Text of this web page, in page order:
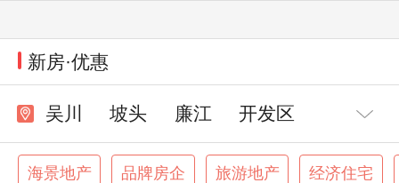
新房·优惠
吴川 坡头 廉江 开发区
徐闻
海景地产 品牌房企 旅游地产 经济住宅